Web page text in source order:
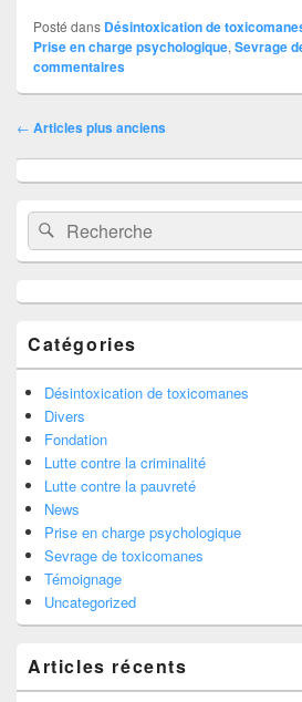
Posté dans Désintoxication de
Prise en charge psychologique, Sevrage
commentaires
Navigation
← Articles plus anciens
principale
widget
pour
la
latérale
Recherche :Rechercher
Catégories
Désintoxication de toxicomanes
Divers
Fondation
Lutte contre la criminalité
Lutte contre la pauvreté
News
Prise en charge psychologique
Sevrage de toxicomanes
Témoignage
Uncategorized
Articles récents